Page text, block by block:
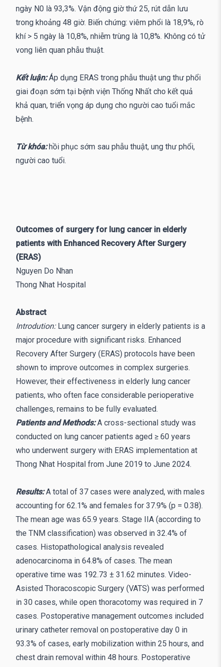
ngày N0 là 93,3%. Vận động giờ thứ 25, rút dẫn lưu
trong khoảng 48 giờ. Biến chứng: viêm phổi là 18,9%, rò
khí > 5 ngày là 10,8%, nhiễm trùng là 10,8%. Không có tử
vong liên quan phẫu thuật.
Kết luận: Áp dụng ERAS trong phẫu thuật ung thư phổi
giai đoạn sớm tại bệnh viện Thống Nhất cho kết quả
khả quan, triển vọng áp dụng cho người cao tuổi mắc
bệnh.
Từ khóa: hồi phục sớm sau phẫu thuật, ung thư phổi,
người cao tuổi.
Outcomes of surgery for lung cancer in elderly
patients with Enhanced Recovery After Surgery
(ERAS)
Nguyen Do Nhan
Thong Nhat Hospital
Abstract
Introdution:Lung cancer surgery in elderly patients is a
major procedure with significant risks. Enhanced
Recovery After Surgery (ERAS) protocols have been
shown to improve outcomes in complex surgeries.
However, their effectiveness in elderly lung cancer
patients, who often face considerable perioperative
challenges, remains to be fully evaluated.
Patients and Methods: A cross-sectional study was
conducted on lung cancer patients aged ≥ 60 years
who underwent surgery with ERAS implementation at
Thong Nhat Hospital from June 2019 to June 2024.
Results: A total of 37 cases were analyzed, with males
accounting for 62.1% and females for 37.9% (p = 0.38).
The mean age was 65.9 years. Stage IIA (according to
the TNM classification) was observed in 32.4% of
cases. Histopathological analysis revealed
adenocarcinoma in 64.8% of cases. The mean
operative time was 192.73 ± 31.62 minutes. Video-
Asisted Thoracoscopic Surgery (VATS) was performed
in 30 cases, while open thoracotomy was required in 7
cases. Postoperative management outcomes included
urinary catheter removal on postoperative day 0 in
93.3% of cases, early mobilization within 25 hours, and
chest drain removal within 48 hours. Postoperative